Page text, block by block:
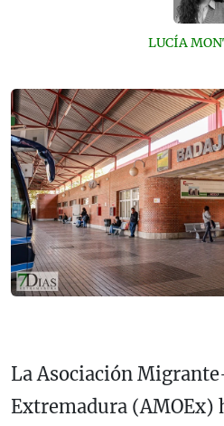
LUCÍA
La Asociación
Extremadura (AMOEx)